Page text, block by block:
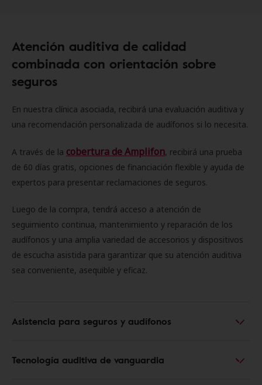
Atención auditiva de calidad
combinada con orientación sobre
seguros
En nuestra clínica asociada, recibirá una evaluación auditiva y
una recomendación personalizada de audífonos si lo necesita.
A través de la cobertura de Amplifon, recibirá una prueba
de 60 días gratis, opciones de financiación flexible y ayuda de
expertos para presentar reclamaciones de seguros.
Luego de la compra, tendrá acceso a atención de
seguimiento continua, mantenimiento y reparación de los
audífonos y una amplia variedad de accesorios y dispositivos
de escucha asistida para garantizar que su atención auditiva
sea conveniente, asequible y eficaz.
Asistencia para seguros y audífonos
Tecnología auditiva de vanguardia